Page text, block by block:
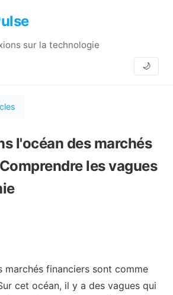
sur la technologie
🌙
l'océan des marchés
les vagues
marchés financiers sont comme
cet océan, il y a des vagues qui